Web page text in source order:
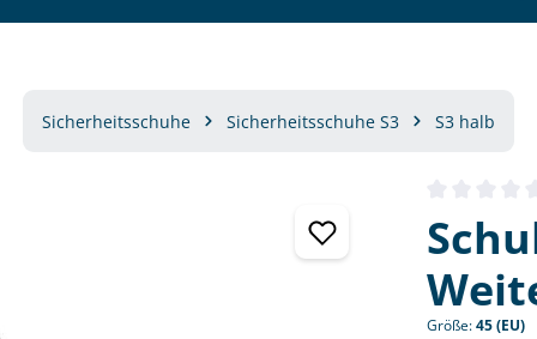
Sicherheitsschuhe Sicherheitsschuhe S3 S3 halb
Größe:45 (EU)